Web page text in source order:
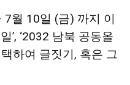
7월 10일 (금) 까지 이
’, ‘2032 남북 공동올
하여 글짓기, 혹은 그